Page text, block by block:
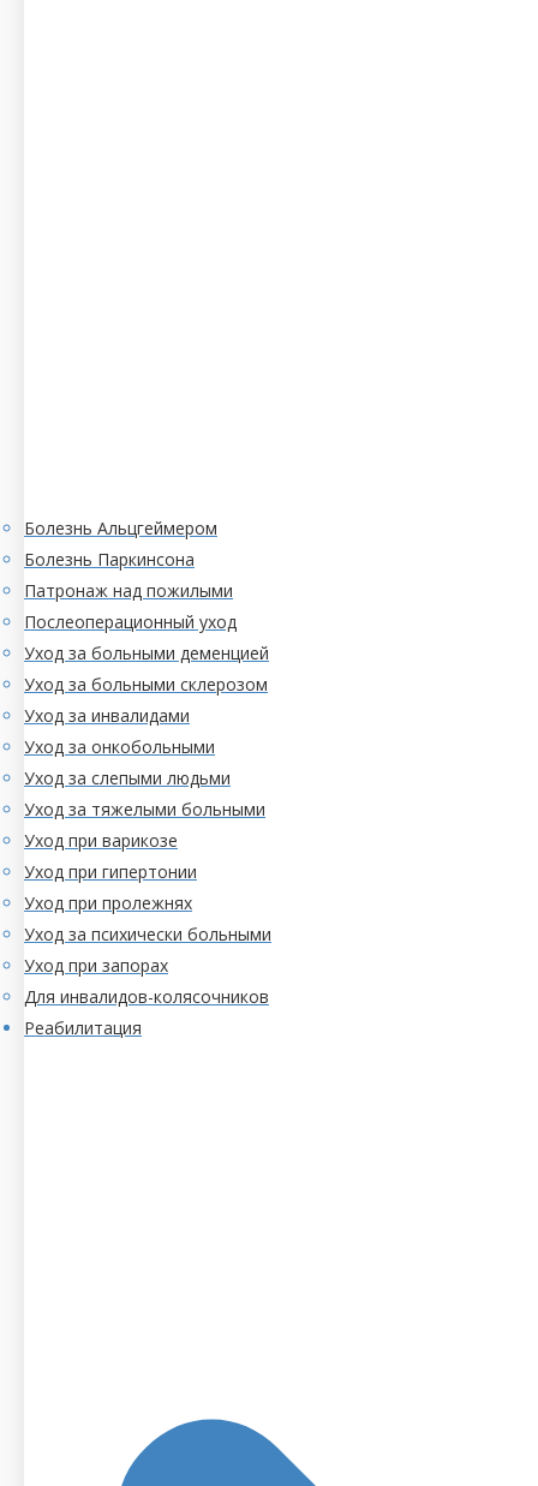
Болезнь Альцгеймером
Болезнь Паркинсона
Патронаж над пожилыми
Послеоперационный уход
Уход за больными деменцией
Уход за больными склерозом
Уход за инвалидами
Уход за онкобольными
Уход за слепыми людьми
Уход за тяжелыми больными
Уход при варикозе
Уход при гипертонии
Уход при пролежнях
Уход за психически больными
Уход при запорах
Для инвалидов-колясочников
Реабилитация